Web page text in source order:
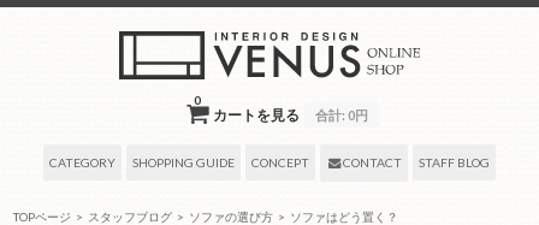
カートを見る
0
合計: 0円
CATEGORY SHOPPING GUIDE CONCEPT CONTACT STAFF BLOG
TOPページ > スタッフブログ > ソファの選び方 > ソファはどう置く？